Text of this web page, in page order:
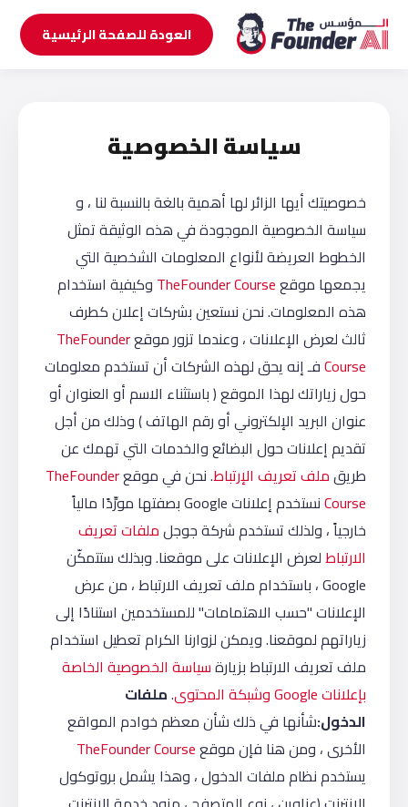
العودة للصفحة الرئيسية
سياسة الخصوصية
خصوصيتك أيها الزائر لها أهمية بالغة بالنسبة لنا ، و
سياسة الخصوصية الموجودة في هذه الوثيقة تمثل
الخطوط العريضة لأنواع المعلومات الشخصية التي
يجمعها موقعTheFounder Course وكيفية استخدام
هذه المعلومات. نحن نستعين بشركات إعلان كطرف
ثالث لعرض الإعلانات ، وعندما تزور موقعTheFounder
Courseفـ إنه يحق لهذه الشركات أن تستخدم معلومات
حول زياراتك لهذا الموقع ( باستثناء الاسم أو العنوان أو
عنوان البريد الإلكتروني أو رقم الهاتف ) وذلك من أجل
تقديم إعلانات حول البضائع والخدمات التي تهمك عن
طريقملف تعريف الإرتباط. نحن في موقعTheFounder
Course
نستخدم إعلانات Google بصفتها مورِّدًا مالياً
خارجياً ، ولذلك تستخدم شركة جوجلملفات تعريف
الارتباطلعرض الإعلانات على موقعنا. وبذلك ستتمكّن
Google ، باستخدام ملف تعريف الارتباط ، من عرض
الإعلانات "حسب الاهتمامات" للمستخدمين استنادًا إلى
زياراتهم لموقعنا. ويمكن لزوارنا الكرام تعطيل استخدام
ملف تعريف الارتباط بزيارةسياسة الخصوصية الخاصة
بإعلانات Google وشبكة المحتوى
.ملفات
الدخول:شأنها في ذلك شأن معظم خوادم المواقع
الأخرى ، ومن هنا فإن موقعTheFounder Course
يستخدم نظام ملفات الدخول ، وهذا يشمل بروتوكول